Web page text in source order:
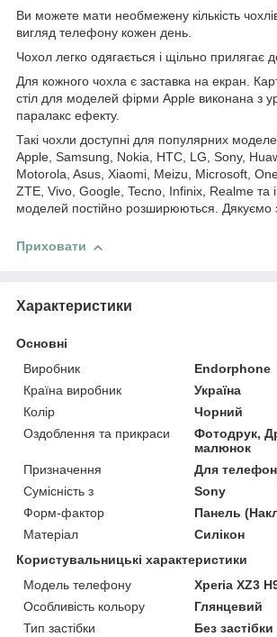
Ви можете мати необмежену кількість
вигляд телефону кожен день.
Чохол легко одягається і щільно прилягає
Для кожного чохла є заставка на екран.
стіл для моделей фірми Apple виконана з
паралакс ефекту.
Такі чохли доступні для популярних
Apple, Samsung, Nokia, HTC, LG, Sony,
Motorola, Asus, Xiaomi, Meizu, Microsoft,
ZTE, Vivo, Google, Tecno, Infinix, Realme та
моделей постійно розширюються. Дякуємо
Приховати
Характеристики
Основні
Виробник
Endorphone
Країна виробник
Україна
Колір
Чорний
Оздоблення та прикраси
Фотодрук,
малюнок
Призначення
Для
Сумісність з
Sony
Форм-фактор
Панель
Матеріал
Силікон
Користувальницькі характеристики
Модель телефону
Xperia XZ3
Особливість кольору
Глянцевий
Тип застібки
Без застібки